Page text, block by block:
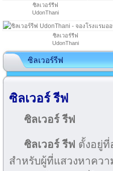
ซิลเวอร์รีฟ
UdonThani
ซิลเวอร์รีฟ
UdonThani
ซิลเวอร์รีฟ
ซิลเวอร์ รีฟ
ซิลเวอร์ รีฟ
ซิลเวอร์ รีฟ ตั้งอยู่ที่
สำหรับผู้ที่แสวงหาคว